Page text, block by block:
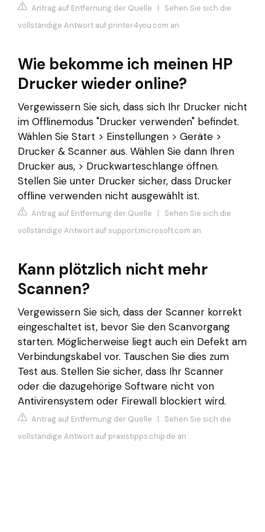
Antrag auf Entfernung der Quelle | Sehen Sie sich die
vollständige Antwort auf printer4you.com an
Wie bekomme ich meinen HP
Drucker wieder online?
Vergewissern Sie sich, dass sich Ihr Drucker nicht
im Offlinemodus "Drucker verwenden" befindet.
Wählen Sie Start > Einstellungen > Geräte >
Drucker & Scanner aus. Wählen Sie dann Ihren
Drucker aus, > Druckwarteschlange öffnen.
Stellen Sie unter Drucker sicher, dass Drucker
offline verwenden nicht ausgewählt ist.
Antrag auf Entfernung der Quelle | Sehen Sie sich die
vollständige Antwort auf support.microsoft.com an
Kann plötzlich nicht mehr
Scannen?
Vergewissern Sie sich, dass der Scanner korrekt
eingeschaltet ist, bevor Sie den Scanvorgang
starten. Möglicherweise liegt auch ein Defekt am
Verbindungskabel vor. Tauschen Sie dies zum
Test aus. Stellen Sie sicher, dass Ihr Scanner
oder die dazugehörige Software nicht von
Antivirensystem oder Firewall blockiert wird.
Antrag auf Entfernung der Quelle | Sehen Sie sich die
vollständige Antwort auf praxistipps.chip.de an